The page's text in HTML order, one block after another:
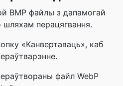
BMP файлы з дапамогай
шляхам перацягвання.
«Канвертаваць», каб
файл WebP